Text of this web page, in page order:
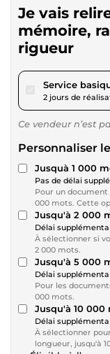
Je vais
mémoire,
rigueur
Service
2 jours de
Ce vendeur n’est
Personnaliser
Jusquà 1 000
Pas de délai
Pour un
000 mots. Cette
Jusqu'à 2 000
Délai
À sélectionner si
2 000 mots.
Jusqu'à 5 000
Délai
Pour les
000 mots.
Jusqu'à 10 000
Délai
À sélectionner
longueur, jusqu'à